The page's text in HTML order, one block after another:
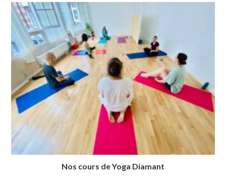
Nos cours de Yoga Diamant